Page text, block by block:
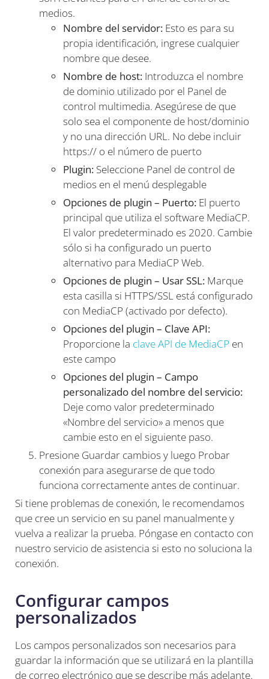
medios.
Nombre del servidor: Esto es para su
propia identificación, ingrese cualquier
nombre que desee.
Nombre de host: Introduzca el nombre
de dominio utilizado por el Panel de
control multimedia. Asegúrese de que
solo sea el componente de host/dominio
y no una dirección URL. No debe incluir
https:// o el número de puerto
Plugin: Seleccione Panel de control de
medios en el menú desplegable
Opciones de plugin – Puerto: El puerto
principal que utiliza el software MediaCP.
El valor predeterminado es 2020. Cambie
sólo si ha configurado un puerto
alternativo para MediaCP Web.
Opciones de plugin – Usar SSL: Marque
esta casilla si HTTPS/SSL está configurado
con MediaCP (activado por defecto).
Opciones del plugin – Clave API:
Proporcione la clave API de MediaCP en
este campo
Opciones del plugin – Campo
personalizado del nombre del servicio:
Deje como valor predeterminado
«Nombre del servicio» a menos que
cambie esto en el siguiente paso.
Presione Guardar cambios y luego Probar
conexión para asegurarse de que todo
funciona correctamente antes de continuar.
Si tiene problemas de conexión, le recomendamos
que cree un servicio en su panel manualmente y
vuelva a realizar la prueba. Póngase en contacto con
nuestro servicio de asistencia si esto no soluciona la
conexión.
Configurar campos
personalizados
Los campos personalizados son necesarios para
guardar la información que se utilizará en la plantilla
de correo electrónico que se describe más adelante.